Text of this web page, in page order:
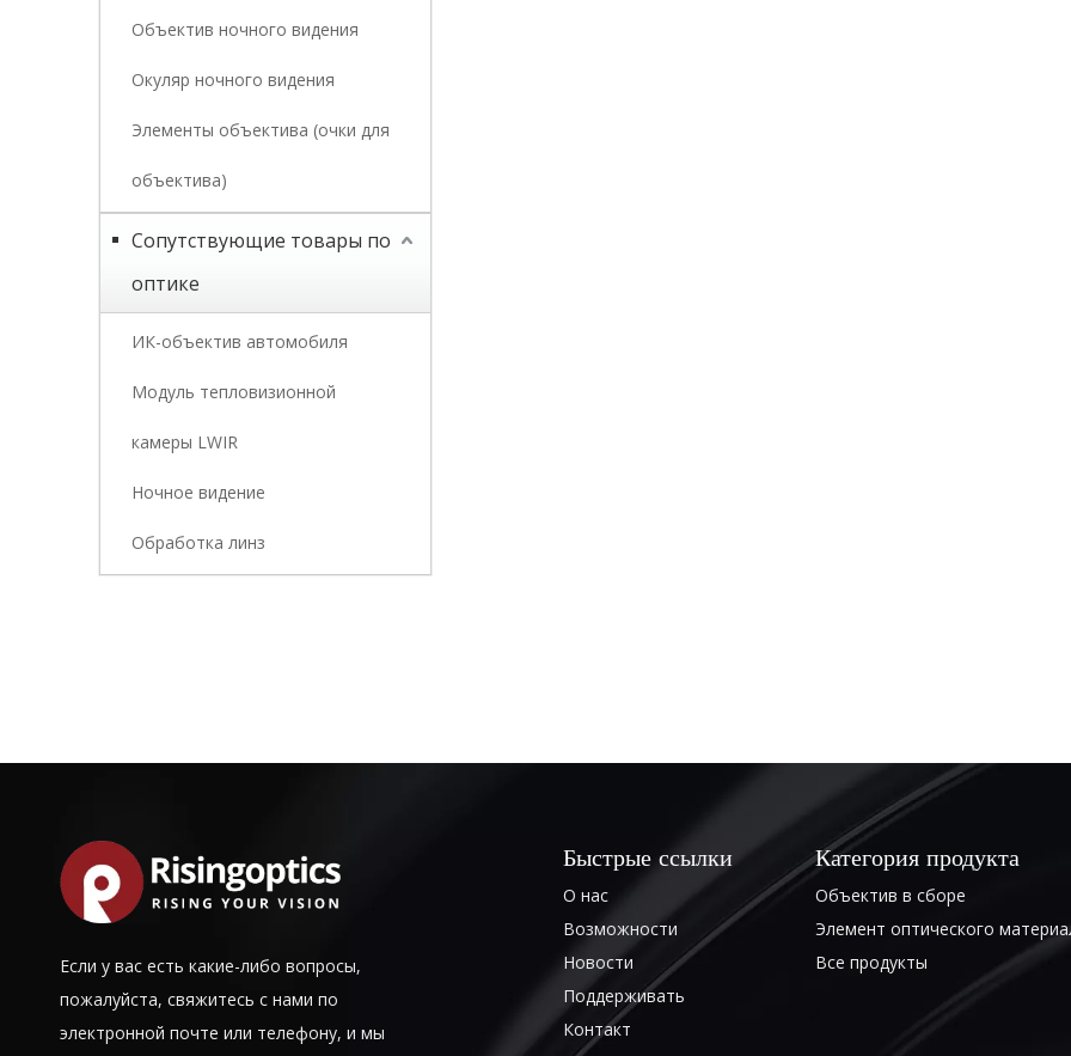
Объектив ночного видения
Окуляр ночного видения
Элементы объектива (очки для
объектива)
Сопутствующие товары по
оптике
ИК-объектив автомобиля
Модуль тепловизионной
камеры LWIR
Ночное видение
Обработка линз
Если у вас есть какие-либо вопросы,
пожалуйста, свяжитесь с нами по
электронной почте или телефону, и мы
Быстрые ссылки
О нас
Возможности
Новости
Поддерживать
Контакт
Категория продукта
Объектив в сборе
Элемент оптического
Все продукты